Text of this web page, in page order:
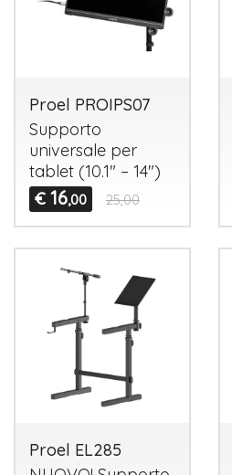
Proel PROIPS07
Supporto
universale per
tablet (10.1" – 14")
€ 16,00 25,00
Proel EL285